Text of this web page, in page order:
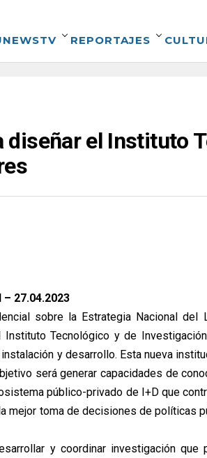
REPORTAJES
el Instituto
27.04.2023
sobre la Estrategia Nacional del
Instituto Tecnológico y de
y desarrollo. Esta nueva
será generar capacidades de
público-privado de I+D que
mejor toma de decisiones de políticas
y coordinar investigación que